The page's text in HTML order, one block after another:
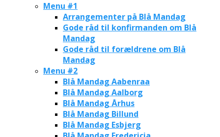
Menu #1
Arrangementer på Blå Mandag
Gode råd til konfirmanden om Blå
Mandag
Gode råd til forældrene om Blå
Mandag
Menu #2
Blå Mandag Aabenraa
Blå Mandag Aalborg
Blå Mandag Århus
Blå Mandag Billund
Blå Mandag Esbjerg